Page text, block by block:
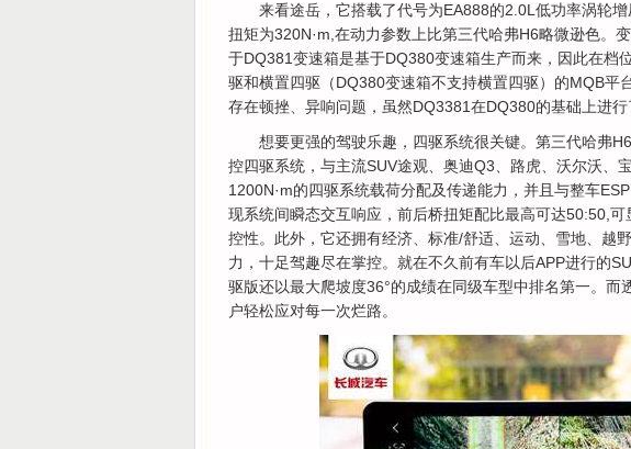
来看途岳，它搭载了代号为EA888的2.0L低功率涡轮
扭矩为320N·m,在动力参数上比第三代哈弗H6略微逊色。
于DQ381变速箱是基于DQ380变速箱生产而来，因此在档
驱和横置四驱（DQ380变速箱不支持横置四驱）的MQB平
存在顿挫、异响问题，虽然DQ3381在DQ380的基础上进行
想要更强的驾驶乐趣，四驱系统很关键。第三代哈弗
控四驱系统，与主流SUV途观、奥迪Q3、路虎、沃尔沃、
1200N·m的四驱系统载荷分配及传递能力，并且与整车
现系统间瞬态交互响应，前后桥扭矩配比最高可达50:50,
控性。此外，它还拥有经济、标准/舒适、运动、雪地、越
力，十足驾趣尽在掌控。就在不久前有车以后APP进行的
驱版还以最大爬坡度36°的成绩在同级车型中排名第一。而
户轻松应对每一次烂路。